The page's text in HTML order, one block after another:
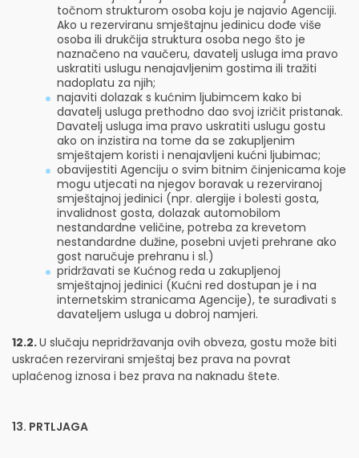
točnom strukturom osoba koju je najavio Agenciji.
Ako u rezerviranu smještajnu jedinicu dođe više
osoba ili drukčija struktura osoba nego što je
naznačeno na vaučeru, davatelj usluga ima pravo
uskratiti uslugu nenajavljenim gostima ili tražiti
nadoplatu za njih;
najaviti dolazak s kućnim ljubimcem kako bi
davatelj usluga prethodno dao svoj izričit pristanak.
Davatelj usluga ima pravo uskratiti uslugu gostu
ako on inzistira na tome da se zakupljenim
smještajem koristi i nenajavljeni kućni ljubimac;
obavijestiti Agenciju o svim bitnim činjenicama koje
mogu utjecati na njegov boravak u rezerviranoj
smještajnoj jedinici (npr. alergije i bolesti gosta,
invalidnost gosta, dolazak automobilom
nestandardne veličine, potreba za krevetom
nestandardne dužine, posebni uvjeti prehrane ako
gost naručuje prehranu i sl.)
pridržavati se Kućnog reda u zakupljenoj
smještajnoj jedinici (Kućni red dostupan je i na
internetskim stranicama Agencije), te surađivati s
davateljem usluga u dobroj namjeri.
12.2.U slučaju nepridržavanja ovih obveza, gostu može biti
uskraćen rezervirani smještaj bez prava na povrat
uplaćenog iznosa i bez prava na naknadu štete.
13. PRTLJAGA